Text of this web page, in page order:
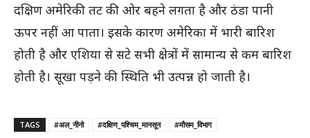
दक्षिण अमेरिकी तट की ओर बहने लगता है और ठंडा पानी
ऊपर नहीं आ पाता। इसके कारण अमेरिका में भारी बारिश
होती है और एशिया से सटे सभी क्षेत्रों में सामान्य से कम बारिश
होती है। सूखा पड़ने की स्थिति भी उत्पन्न हो जाती है।
TAGS #अल_नीनो #दक्षिण_पश्चिम_मानसून #मौसम_विभाग